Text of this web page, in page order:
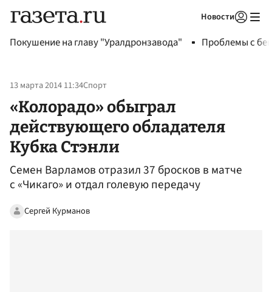
Новости
Покушение на главу "Уралдронзавода" Проблемы с
13 марта 2014 11:34Спорт
«Колорадо» обыграл
действующего обладателя
Кубка Стэнли
Семен Варламов отразил 37 бросков в матче
с «Чикаго» и отдал голевую передачу
Сергей Курманов